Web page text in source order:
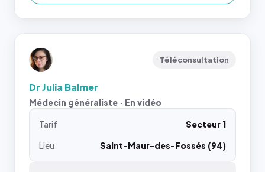
Téléconsultation
Dr Julia Balmer
Médecin généraliste · En vidéo
Tarif
Secteur 1
Lieu
Saint-Maur-des-Fossés (94)